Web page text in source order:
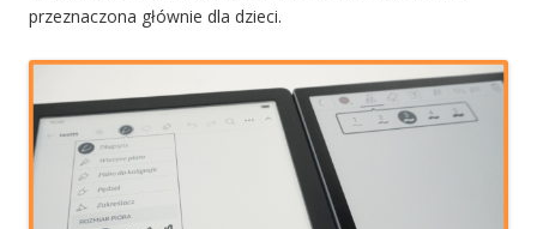
przeznaczona głównie dla dzieci.